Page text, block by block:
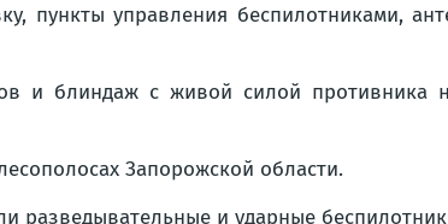
пункты управления беспилотниками,
и блиндаж с живой силой противника
Запорожской области.
разведывательные и ударные